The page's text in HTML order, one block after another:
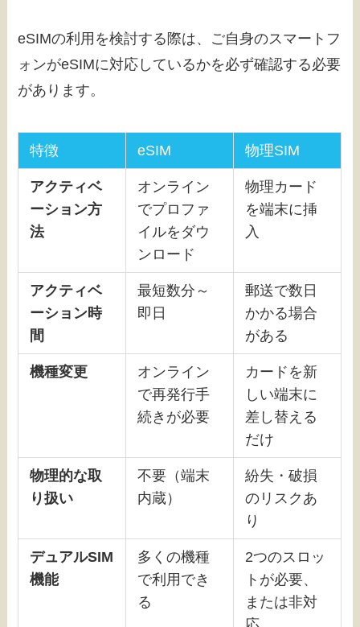
eSIMの利用を検討する際は、ご自身のスマートフ
ォンがeSIMに対応しているかを必ず確認する必要
があります。
特徴 eSIM 物理SIM
アクティベ
ーション方
法
オンライン
でプロファ
イルをダウ
ンロード
物理カード
を端末に挿
入
アクティベ
ーション時
間
最短数分～
即日
郵送で数日
かかる場合
がある
機種変更
オンライン
で再発行手
続きが必要
カードを新
しい端末に
差し替える
だけ
物理的な取
り扱い
不要（端末
内蔵）
紛失・破損
のリスクあ
り
デュアルSIM
機能
多くの機種
で利用でき
る
2つのスロッ
トが必要、
または非対